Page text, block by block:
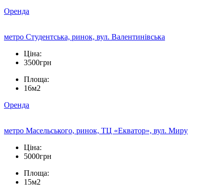
Оренда
метро Студентська, ринок, вул. Валентинівська
Ціна:
3500грн
Площа:
16м2
Оренда
метро Масельського, ринок, ТЦ «Екватор», вул. Миру
Ціна:
5000грн
Площа:
15м2